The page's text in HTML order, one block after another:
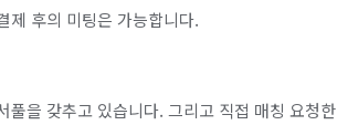
제 후의 미팅은 가능합니다.
풀을 갖추고 있습니다. 그리고 직접 매칭 요청한